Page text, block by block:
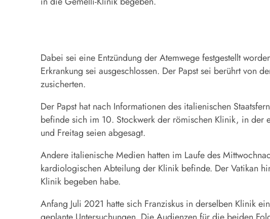
Dabei sei eine Entzündung der Atemwege festgestellt
Erkrankung sei ausgeschlossen. Der Papst sei berührt von
zusicherten.
Der Papst hat nach Informationen des italienischen
befinde sich im 10. Stockwerk der römischen Klinik, in der
und Freitag seien abgesagt.
Andere italienische Medien hatten im Laufe des
kardiologischen Abteilung der Klinik befinde. Der Vatikan
Klinik begeben habe.
Anfang Juli 2021 hatte sich Franziskus in derselben Klinik